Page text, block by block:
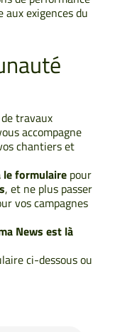
exigences du
travaux
accompagne
chantiers et
le formulaire pour
, et ne plus passer
vos campagnes
News est là
ci-dessous ou